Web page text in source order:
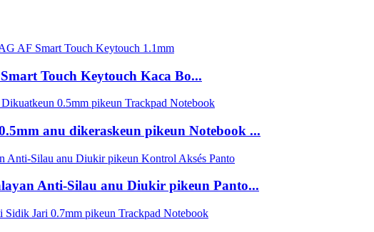
Touch Keytouch Kaca Bo...
anu dikeraskeun pikeun Notebook ...
Anti-Silau anu Diukir pikeun Panto...